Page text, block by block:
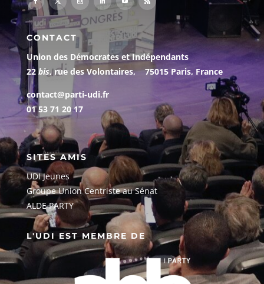
CONTACT
Union des Démocrates et Indépendants
22 bis, rue des Volontaires, 75015 Paris, France
contact@parti-udi.fr
01 53 71 20 17
SITES AMIS
UDI Jeunes
Groupe Union Centriste au Sénat
ALDE PARTY
L'UDI EST MEMBRE DE